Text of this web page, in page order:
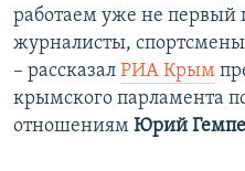
КРЫМ.НЕПОКОРЕННЫЙ
УКРАИНСКАЯ ПРОБЛЕМА
Все сайты RFE/RL
работаем уже не первый
журналисты,
– рассказал РИА Крым
крымского парламента
отношениям Юрий